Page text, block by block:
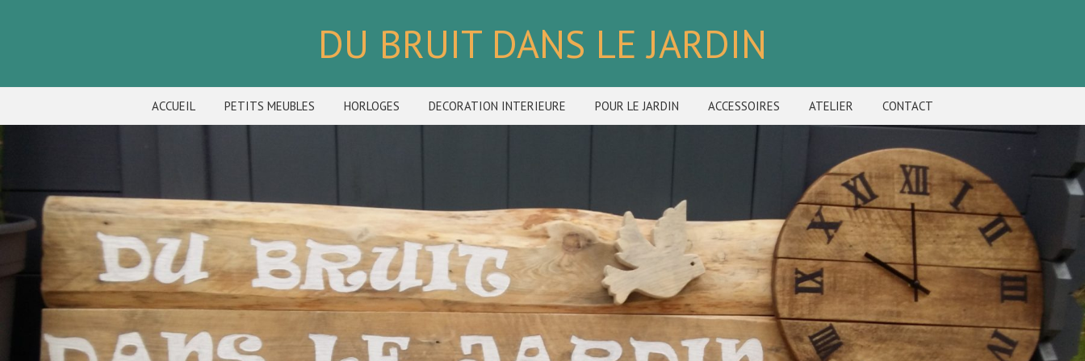
DU BRUIT DANS LE JARDIN
ACCUEIL PETITS MEUBLES HORLOGES DECORATION INTERIEURE POUR LE JARDIN ACCESSOIRES ATELIER CONTACT